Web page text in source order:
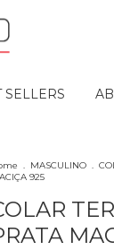
SELLERS
. MASCULINO .
925